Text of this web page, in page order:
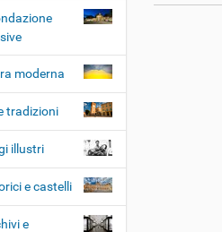
moderna
tradizioni
illustri
e castelli
e